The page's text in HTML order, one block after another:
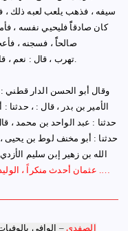
سيفه ، فذهب يلعب لعبه ذلك
كان صادقاًً فليحيي نفسه ،
صالحاًً ، فسجنه ،
وقال أبو الحسن الدار قطني
الأمير بن بدر ، قال : ،
حدثنا : عبد الواحد بن محمد ،
حدثنا : أبو مخنف لوط بن يحيى
الله بن زهير إبن سليم
الصفدي – الوافي